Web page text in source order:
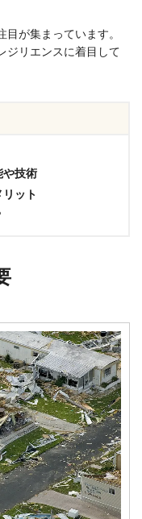
目が集まっています。
ジリエンスに着目して
や技術
ット